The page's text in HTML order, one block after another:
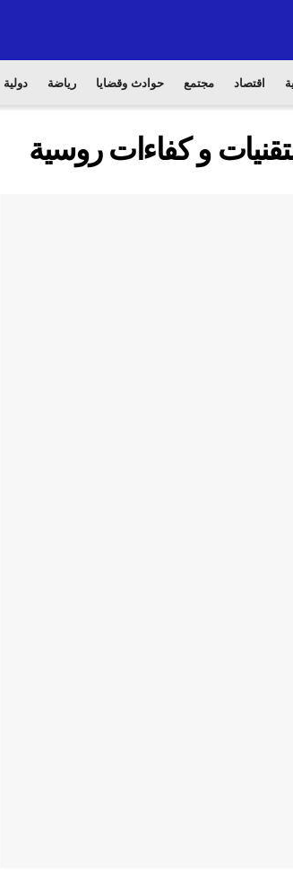
اقتصاد مجتمع حوادث وقضايا رياضة دولية
و كفاءات روسية